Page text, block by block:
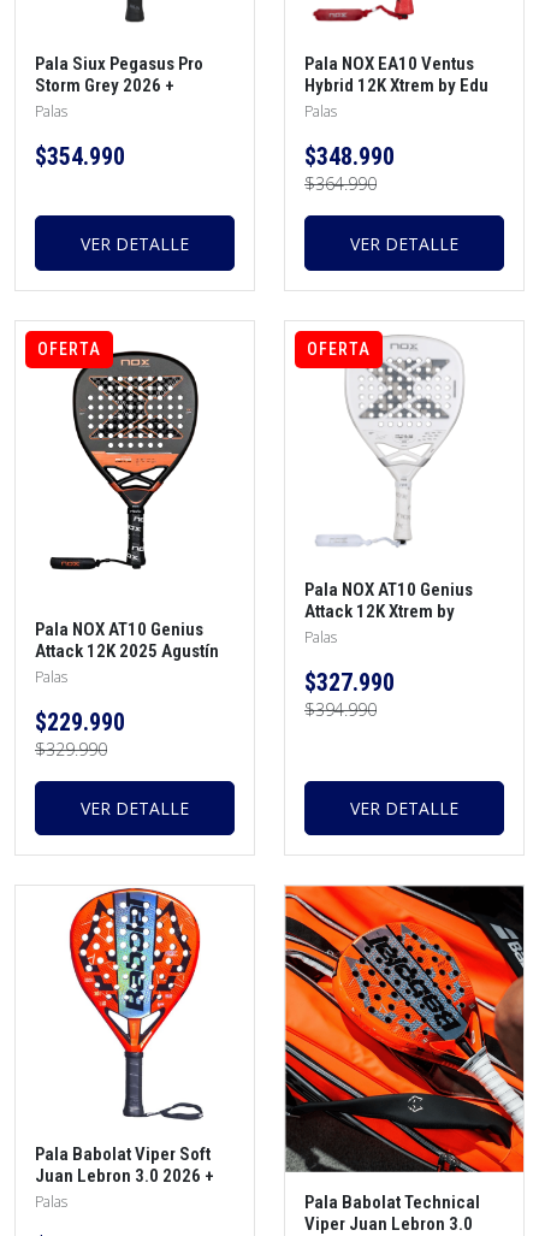
Pala Siux Pegasus Pro
Storm Grey 2026 +
protector + overgrip
Palas
$354.990
VER DETALLE
Pala NOX EA10 Ventus
Hybrid 12K Xtrem by Edu
Alonso 2026 + protector +
Palas
$348.990
$364.990
VER DETALLE
OFERTA
Pala NOX AT10 Genius
Attack 12K 2025 Agustín
Tapia
Palas
$229.990
$329.990
VER DETALLE
OFERTA
Pala NOX AT10 Genius
Attack 12K Xtrem by
Agustin Tapia 2026 +
overgrip
Palas
$327.990
$394.990
VER DETALLE
Pala Babolat Viper Soft
Juan Lebron 3.0 2026 +
protector + overgrip
Palas
Pala Babolat Technical
Viper Juan Lebron 3.0